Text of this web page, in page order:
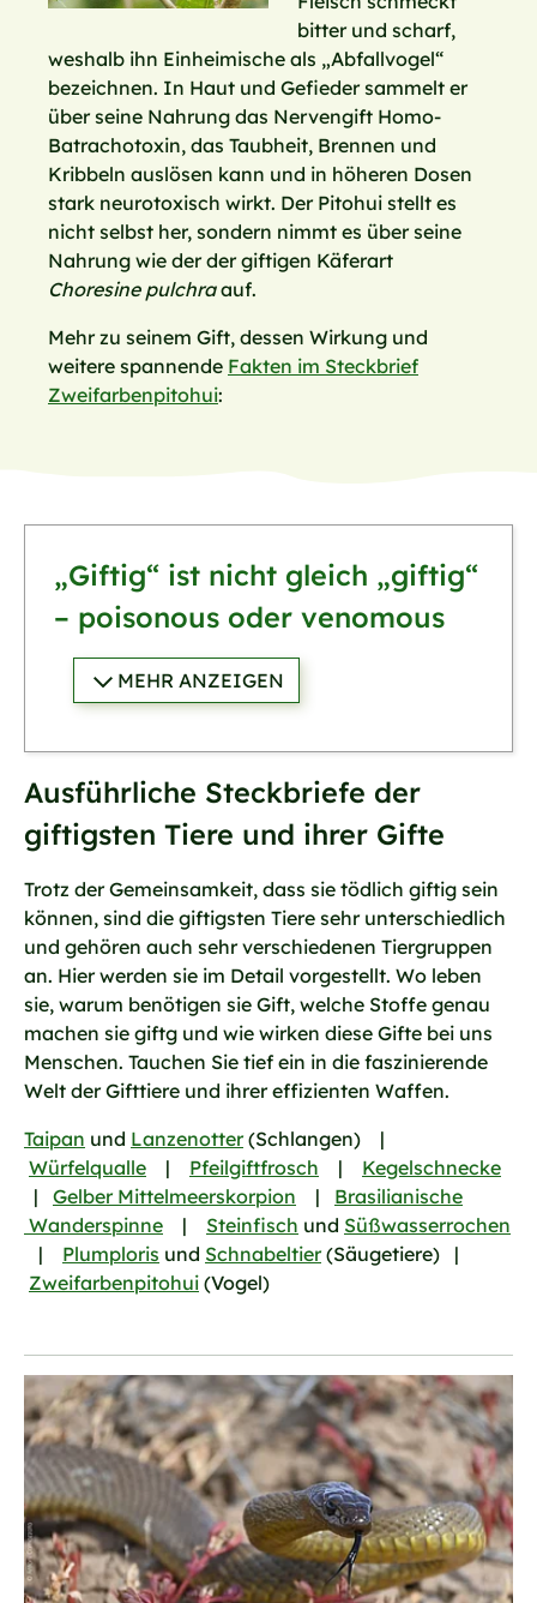
bitter und scharf,
weshalb ihn Einheimische als „Abfallvogel“
bezeichnen. In Haut und Gefieder sammelt er
über seine Nahrung das Nervengift Homo-
Batrachotoxin, das Taubheit, Brennen und
Kribbeln auslösen kann und in höheren Dosen
stark neurotoxisch wirkt. Der Pitohui stellt es
nicht selbst her, sondern nimmt es über seine
Nahrung wie der der giftigen Käferart
Choresine pulchraauf.
Mehr zu seinem Gift, dessen Wirkung und
weitere spannende Fakten im Steckbrief
Zweifarbenpitohui:
„Giftig“ ist nicht gleich „giftig“
– poisonous oder venomous
MEHR ANZEIGEN
Ausführliche Steckbriefe der
giftigsten Tiere und ihrer Gifte
Trotz der Gemeinsamkeit, dass sie tödlich giftig sein
können, sind die giftigsten Tiere sehr unterschiedlich
und gehören auch sehr verschiedenen Tiergruppen
an. Hier werden sie im Detail vorgestellt. Wo leben
sie, warum benötigen sie Gift, welche Stoffe genau
machen sie giftg und wie wirken diese Gifte bei uns
Menschen. Tauchen Sie tief ein in die faszinierende
Welt der Gifttiere und ihrer effizienten Waffen.
Taipan und Lanzenotter(Schlangen) |
Würfelqualle | Pfeilgiftfrosch | Kegelschnecke
| Gelber Mittelmeerskorpion | Brasilianische
Wanderspinne | Steinfisch und Süßwasserrochen
| Plumploris und Schnabeltier(Säugetiere) |
Zweifarbenpitohui (Vogel)